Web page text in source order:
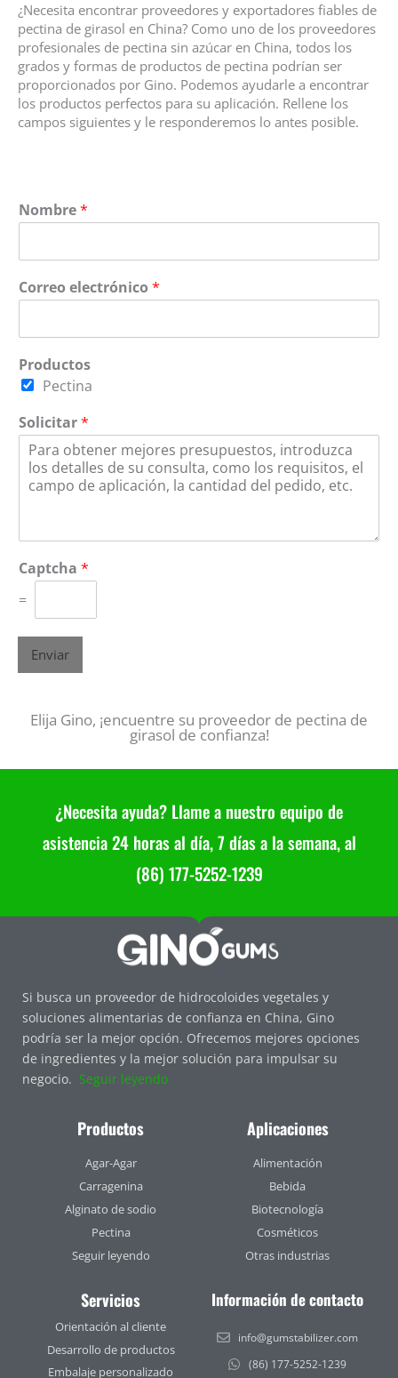
¿Necesita encontrar proveedores y exportadores fiables de
pectina de girasol en China? Como uno de los proveedores
profesionales de pectina sin azúcar en China, todos los
grados y formas de productos de pectina podrían ser
proporcionados por Gino. Podemos ayudarle a encontrar
los productos perfectos para su aplicación. Rellene los
campos siguientes y le responderemos lo antes posible.
Nombre*
Correo electrónico *
Productos
Pectina
Solicitar*
Captcha *
=
Enviar
Elija Gino, ¡encuentre su proveedor de pectina de
girasol de confianza!
¿Necesita ayuda? Llame a nuestro equipo de
asistencia 24 horas al día, 7 días a la semana, al
(86) 177-5252-1239
Si busca un proveedor de hidrocoloides vegetales y
soluciones alimentarias de confianza en China, Gino
podría ser la mejor opción. Ofrecemos mejores opciones
de ingredientes y la mejor solución para impulsar su
negocio. Seguir leyendo
Productos
Agar-Agar
Carragenina
Alginato de sodio
Pectina
Seguir leyendo
Aplicaciones
Alimentación
Bebida
Biotecnología
Cosméticos
Otras industrias
Servicios
Orientación al cliente
Desarrollo de productos
Embalaje personalizado
Información de contacto
info@gumstabilizer.com
(86) 177-5252-1239